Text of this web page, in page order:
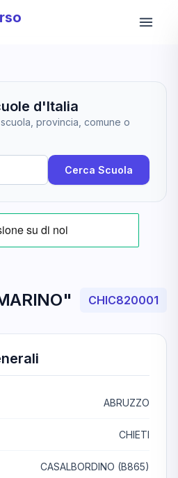
d'Italia
provincia, comune o
Cerca Scuola
CHIC820001
ABRUZZO
CHIETI
CASALBORDINO (B865)